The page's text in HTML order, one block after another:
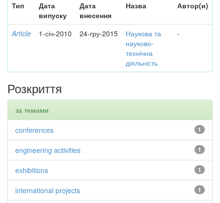
Тип
Дата
випуску
Дата
внесення
Назва Автор(и)
Article 1-січ-2010 24-гру-2015
Наукова та
науково-
технічна
діяльність
-
Розкриття
за темами
1
conferences
1
engineering activities
1
exhibitions
1
international projects